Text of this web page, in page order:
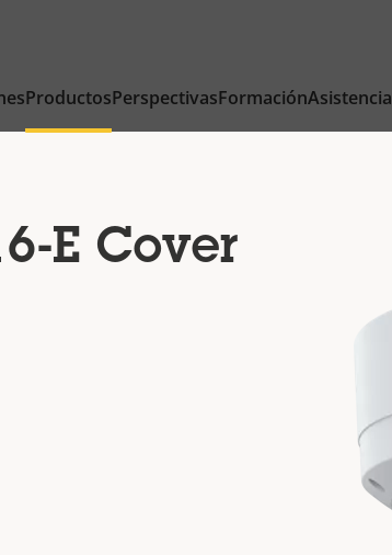
ProductosPerspectivasFormaciónAsistencia
E Cover